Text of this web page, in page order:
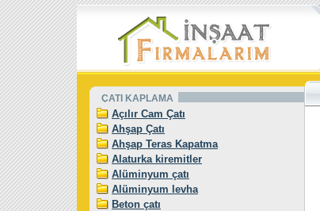
ÇATI KAPLAMA
Açılır Cam Çatı
Ahşap Çatı
Ahşap Teras Kapatma
Alaturka kiremitler
Alüminyum çatı
Alüminyum levha
Beton çatı